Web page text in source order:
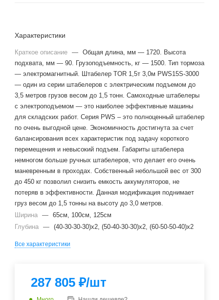
Характеристики
Краткое описание — Общая длина, мм — 1720. Высота
подхвата, мм — 90. Грузоподъемность, кг — 1500. Тип тормоза
— электромагнитный. Штабелер TOR 1,5т 3,0м PWS15S-3000
— один из серии штабелеров с электрическим подъемом до
3,5 метров грузов весом до 1,5 тонн. Самоходные штабелеры
с электроподъемом — это наиболее эффективные машины
для складских работ. Серия PWS – это полноценный штабелер
по очень выгодной цене. Экономичность достигнута за счет
балансирования всех характеристик под задачу короткого
перемещения и невысокий подъем. Габариты штабелера
немногом больше ручных штабелеров, что делает его очень
маневренным в проходах. Собственный небольшой вес от 300
до 450 кг позволил снизить емкость аккумуляторов, не
потеряв в эффективности. Данная модификация поднимает
груз весом до 1,5 тонны на высоту до 3,0 метров.
Ширина — 65см, 100см, 125см
Глубина — (40-30-30-30)x2, (50-40-30-30)x2, (60-50-50-40)x2
Все характеристики
287 805 ₽/шт